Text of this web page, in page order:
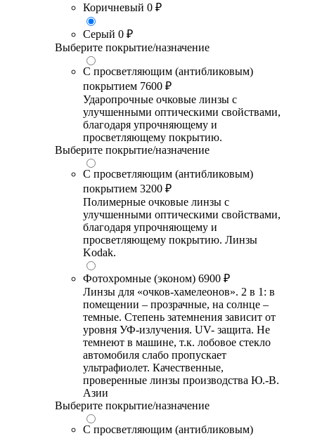
Коричневый 0 ₽
Серый 0 ₽
Выберите покрытие/назначение
С просветляющим (антибликовым)
покрытием 7600 ₽
Ударопрочные очковые линзы с
улучшенными оптическими свойствами,
благодаря упрочняющему и
просветляющему покрытию.
Выберите покрытие/назначение
С просветляющим (антибликовым)
покрытием 3200 ₽
Полимерные очковые линзы с
улучшенными оптическими свойствами,
благодаря упрочняющему и
просветляющему покрытию. Линзы
Kodak.
Фотохромные (эконом) 6900 ₽
Линзы для «очков-хамелеонов». 2 в 1: в
помещении – прозрачные, на солнце –
темные. Степень затемнения зависит от
уровня УФ-излучения. UV- защита. Не
темнеют в машине, т.к. лобовое стекло
автомобиля слабо пропускает
ультрафиолет. Качественные,
проверенные линзы производства Ю.-В.
Азии
Выберите покрытие/назначение
С просветляющим (антибликовым)